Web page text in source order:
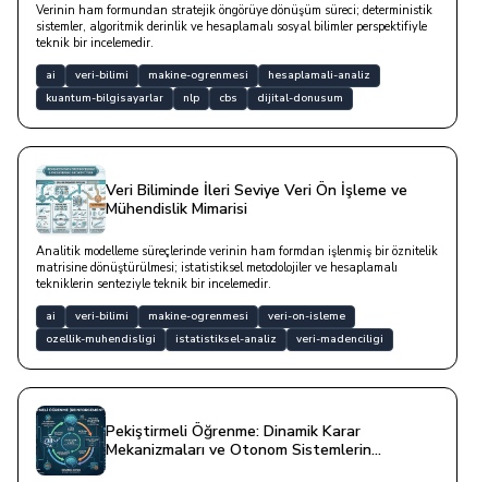
Verinin ham formundan stratejik öngörüye dönüşüm süreci; deterministik
sistemler, algoritmik derinlik ve hesaplamalı sosyal bilimler perspektifiyle
teknik bir incelemedir.
ai veri-bilimi makine-ogrenmesi
hesaplamali-analiz
kuantum-bilgisayarlar
nlp cbs dijital-donusum
Veri Biliminde İleri Seviye Veri Ön İşleme ve
Mühendislik Mimarisi
Analitik modelleme süreçlerinde verinin ham formdan işlenmiş bir öznitelik
matrisine dönüştürülmesi; istatistiksel metodolojiler ve hesaplamalı
tekniklerin senteziyle teknik bir incelemedir.
ai veri-bilimi makine-ogrenmesi
veri-on-isleme
ozellik-muhendisligi
istatistiksel-analiz veri-madenciligi
Pekiştirmeli Öğrenme: Dinamik Karar
Mekanizmaları ve Otonom Sistemlerin